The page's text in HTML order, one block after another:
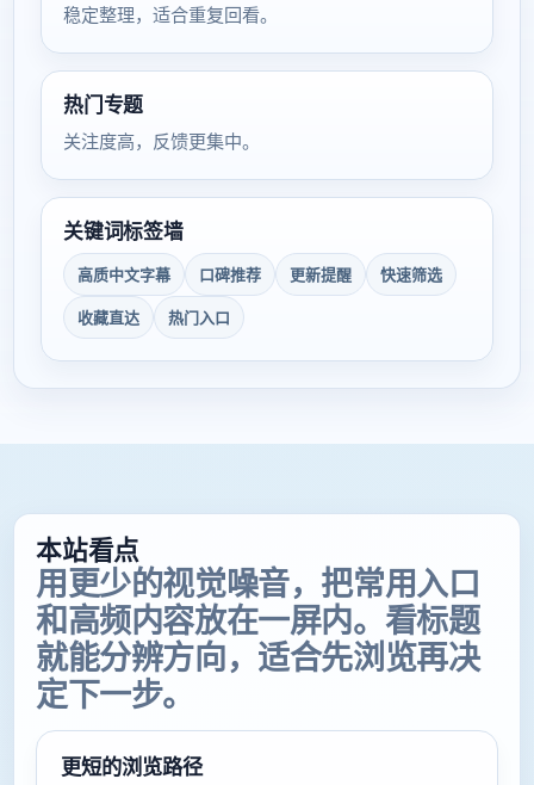
稳定整理，适合重复回看。
热门专题
关注度高，反馈更集中。
关键词标签墙
高质中文字幕 口碑推荐 更新提醒 快速筛选
收藏直达 热门入口
本站看点
用更少的视觉噪音，把常用入口
和高频内容放在一屏内。看标题
就能分辨方向，适合先浏览再决
定下一步。
更短的浏览路径